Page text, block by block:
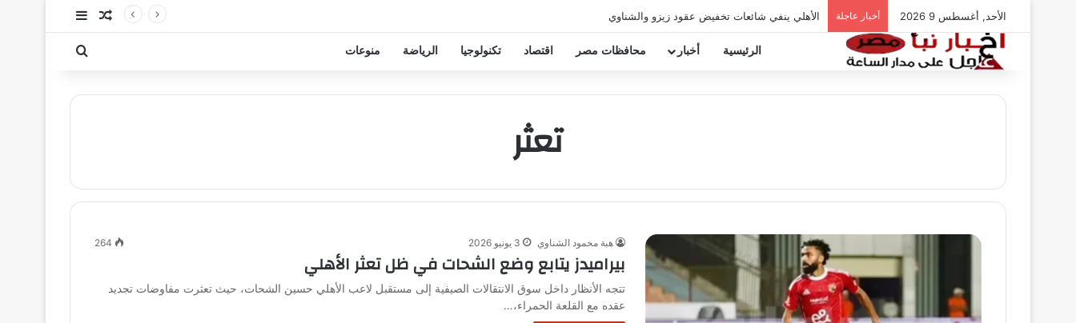
الأحد, أغسطس 9 2026 أخبار عاجلة الأهلي ينفي شائعات تخفيض عقود زيزو والشناوي مقال عشوائي
إضافة عمود
الرئيسية أخبار محافظات مصر اقتصاد تكنولوجيا الرياضة منوعات بحث عن
تعثر
هبة محمود الشناوي 3 يونيو 2026 264
بيراميدز يتابع وضع الشحات في ظل تعثر الأهلي
تتجه الأنظار داخل سوق الانتقالات الصيفية إلى مستقبل لاعب الأهلي حسين الشحات، حيث تعثرت مفاوضات تجديد
عقده مع القلعة الحمراء،…